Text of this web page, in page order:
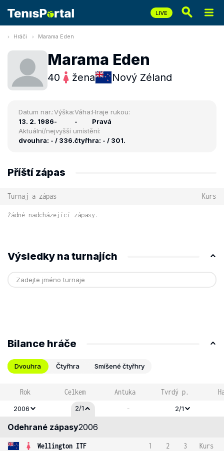
Hráči Marama Eden
Marama Eden
40 žena Nový Zéland
Datum nar.:
13. 2. 1986
Výška:
-
Váha:
-
Hraje rukou:
Pravá
Aktuální/nejvyšší umístění:
dvouhra: - / 336.čtyřhra: - / 301.
Příští zápas
Turnaj a zápas Kurs
Žádné nadcházející zápasy.
Výsledky na turnajích
Bilance hráče
Dvouhra Čtyřhra Smíšené čtyřhry
Rok Celkem Antuka Tvrdý p.
2006 2/1 - 2/1
Odehrané zápasy2006
Wellington ITF 1 2 3
Kurs